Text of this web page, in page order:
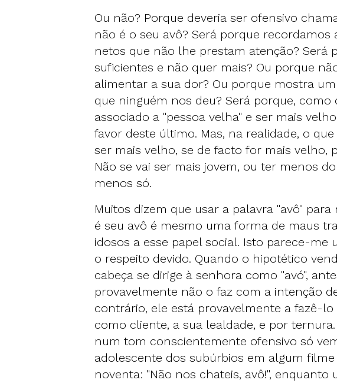
Ou não? Porque deveria ser ofensivo
não é o seu avô? Será porque recordamos
netos que não lhe prestam atenção? Será
suficientes e não quer mais? Ou porque
alimentar a sua dor? Ou porque mostra
que ninguém nos deu? Será porque, como
associado a "pessoa velha" e ser mais
favor deste último. Mas, na realidade, o
ser mais velho, se de facto for mais velho,
Não se vai ser mais jovem, ou ter menos
menos só.
Muitos dizem que usar a palavra "avô"
é seu avô é mesmo uma forma de maus
idosos a esse papel social. Isto parece-me
o respeito devido. Quando o hipotético
cabeça se dirige à senhora como "avó",
provavelmente não o faz com a intenção
contrário, ele está provavelmente a fazê-
como cliente, a sua lealdade, e por
num tom conscientemente ofensivo só
adolescente dos subúrbios em algum
noventa: "Não nos chateis, avô!",